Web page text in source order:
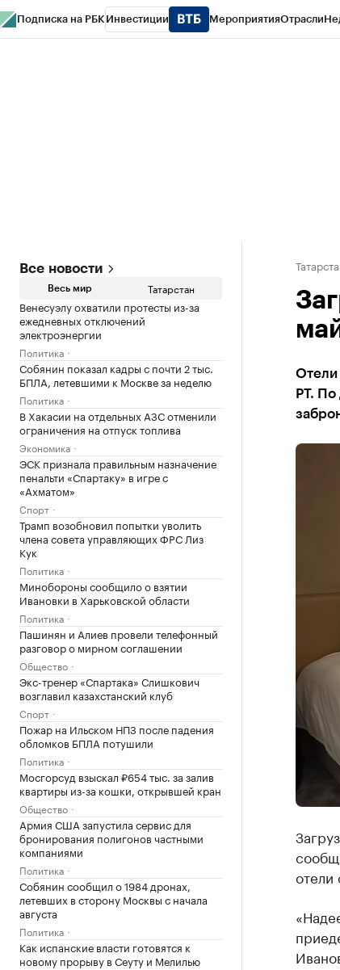
Подписка на РБК Инвестиции МероприятияОтрасли
Все новости
Весь мир Татарстан
Венесуэлу охватили протесты из-за
ежедневных отключений
электроэнергии
Политика
Собянин показал кадры с почти 2 тыс.
БПЛА, летевшими к Москве за неделю
Политика
В Хакасии на отдельных АЗС отменили
ограничения на отпуск топлива
Экономика
ЭСК признала правильным назначение
пенальти «Спартаку» в игре с
«Ахматом»
Спорт
Трамп возобновил попытки уволить
члена совета управляющих ФРС Лиз
Кук
Политика
Минобороны сообщило о взятии
Ивановки в Харьковской области
Политика
Пашинян и Алиев провели телефонный
разговор о мирном соглашении
Общество
Экс-тренер «Спартака» Слишкович
возглавил казахстанский клуб
Спорт
Пожар на Ильском НПЗ после падения
обломков БПЛА потушили
Политика
Мосгорсуд взыскал ₽654 тыс. за залив
квартиры из-за кошки, открывшей кран
Общество
Армия США запустила сервис для
бронирования полигонов частными
компаниями
Политика
Собянин сообщил о 1984 дронах,
летевших в сторону Москвы с начала
августа
Политика
Как испанские власти готовятся к
новому прорыву в Сеуту и Мелилью
Отели
РТ.
отели